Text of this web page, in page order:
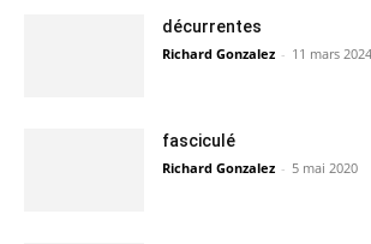
décurrentes
Richard Gonzalez - 11 mars 2024
fasciculé
Richard Gonzalez - 5 mai 2020